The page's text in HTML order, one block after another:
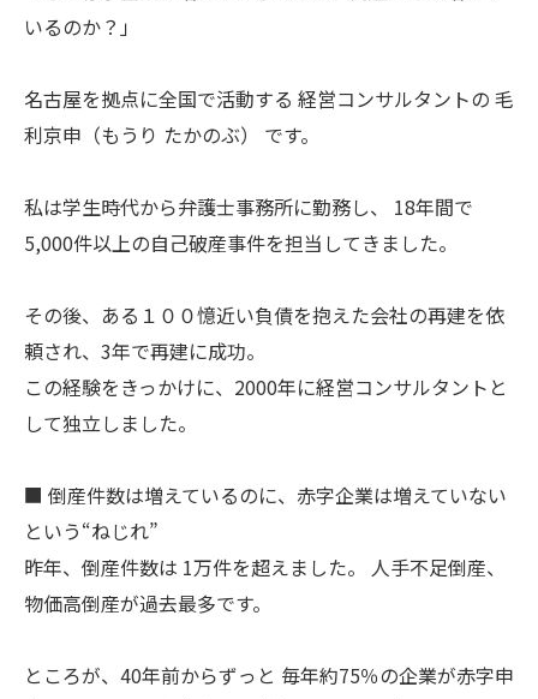
いるのか？」
名古屋を拠点に全国で活動する 経営コンサルタントの 毛
利京申（もうり たかのぶ） です。
私は学生時代から弁護士事務所に勤務し、 18年間で
5,000件以上の自己破産事件を担当してきました。
その後、ある１００憶近い負債を抱えた会社の再建を依
頼され、3年で再建に成功。
この経験をきっかけに、2000年に経営コンサルタントと
して独立しました。
■ 倒産件数は増えているのに、赤字企業は増えていない
という“ねじれ”
昨年、倒産件数は 1万件を超えました。 人手不足倒産、
物価高倒産が過去最多です。
ところが、40年前からずっと 毎年約75％の企業が赤字申